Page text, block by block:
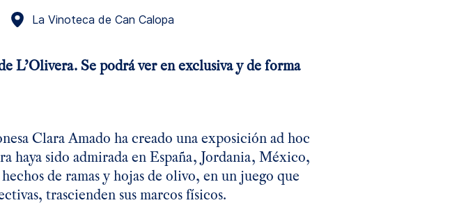
La Vinoteca de Can Calopa
L’Olivera. Se podrá ver en exclusiva y de forma
Clara Amado ha creado una exposición ad hoc
haya sido admirada en España, Jordania, México,
de ramas y hojas de olivo, en un juego que
trascienden sus marcos físicos.